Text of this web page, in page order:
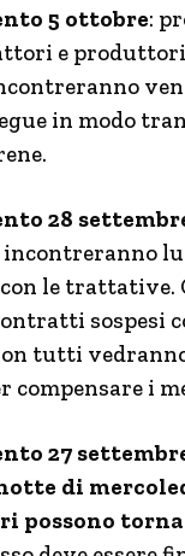
5 ottobre:
e
in modo
28
le trattative.
sospesi
tutti
compensare i
27
di
possono